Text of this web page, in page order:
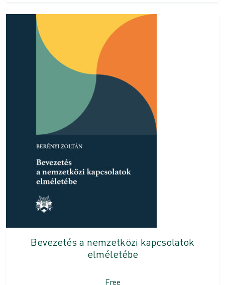
Bevezetés a nemzetközi kapcsolatok
elméletébe
Free